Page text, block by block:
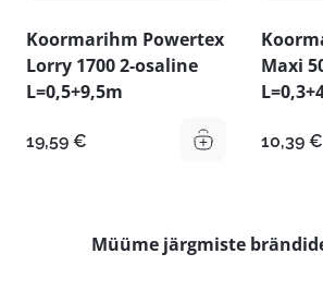
Koormarihm Powertex
Lorry 1700 2-osaline
L=0,5+9,5m
19,59 €
Maxi
10,39 €
Müüme järgmiste